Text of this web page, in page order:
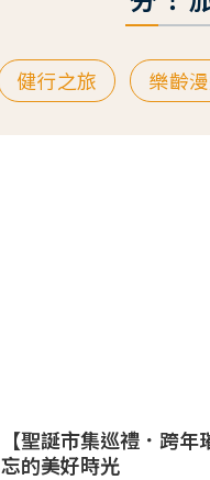
健行之旅 樂齡
【聖誕市集巡禮．跨
忘的美好時光